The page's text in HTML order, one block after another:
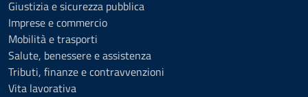
Giustizia e sicurezza pubblica
Imprese e commercio
Mobilità e trasporti
Salute, benessere e assistenza
Tributi, finanze e contravvenzioni
Vita lavorativa